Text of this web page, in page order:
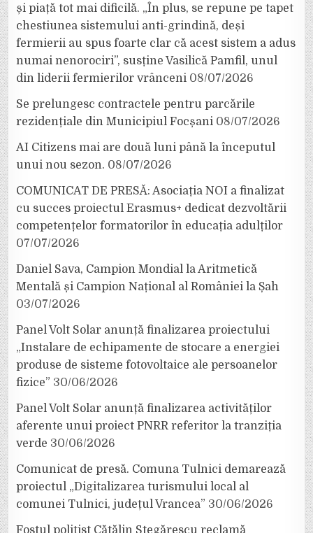
și piață tot mai dificilă. „În plus, se repune pe tapet
chestiunea sistemului anti-grindină, deși
fermierii au spus foarte clar că acest sistem a adus
numai nenorociri”, susține Vasilică Pamfil, unul
din liderii fermierilor vrânceni 08/07/2026
Se prelungesc contractele pentru parcările
rezidențiale din Municipiul Focșani 08/07/2026
AI Citizens mai are două luni până la începutul
unui nou sezon. 08/07/2026
COMUNICAT DE PRESĂ: Asociația NOI a finalizat
cu succes proiectul Erasmus+ dedicat dezvoltării
competențelor formatorilor în educația adulților
07/07/2026
Daniel Sava, Campion Mondial la Aritmetică
Mentală și Campion Național al României la Șah
03/07/2026
Panel Volt Solar anunță finalizarea proiectului
„Instalare de echipamente de stocare a energiei
produse de sisteme fotovoltaice ale persoanelor
fizice” 30/06/2026
Panel Volt Solar anunță finalizarea activităților
aferente unui proiect PNRR referitor la tranziția
verde 30/06/2026
Comunicat de presă. Comuna Tulnici demarează
proiectul „Digitalizarea turismului local al
comunei Tulnici, județul Vrancea” 30/06/2026
Fostul polițist Cătălin Stegărescu reclamă